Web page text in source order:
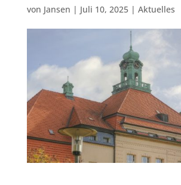
von Jansen | Juli 10, 2025| Aktuelles